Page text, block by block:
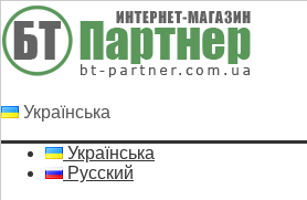
Українська
Українська
Русский